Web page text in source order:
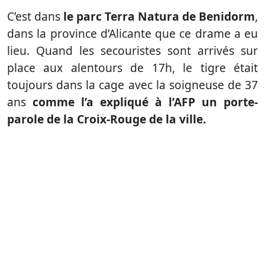
C’est dans le parc Terra Natura de Benidorm,
dans la province d’Alicante que ce drame a eu
lieu. Quand les secouristes sont arrivés sur
place aux alentours de 17h, le tigre était
toujours dans la cage avec la soigneuse de 37
ans comme l’a expliqué à l’AFP un porte-
parole de la Croix-Rouge de la ville.